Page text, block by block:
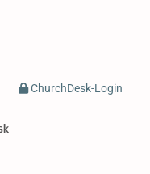
ChurchDesk-Login